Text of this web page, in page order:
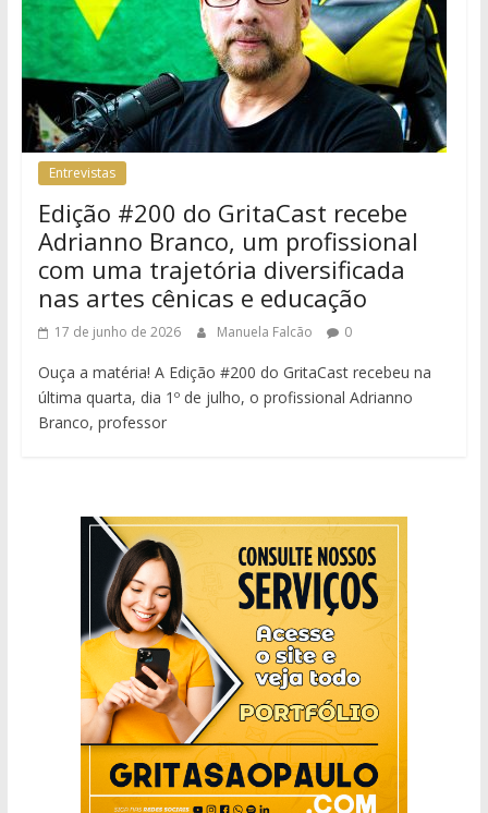
Entrevistas
Edição #200 do GritaCast recebe
Adrianno Branco, um profissional
com uma trajetória diversificada
nas artes cênicas e educação
17 de junho de 2026 Manuela Falcão 0
Ouça a matéria! A Edição #200 do GritaCast recebeu na
última quarta, dia 1º de julho, o profissional Adrianno
Branco, professor